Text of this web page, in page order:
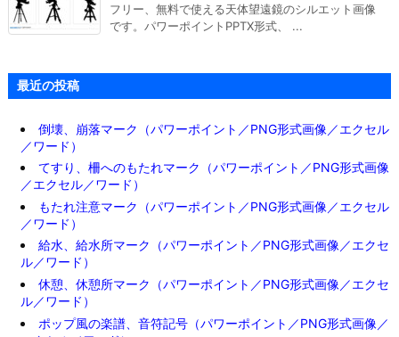
フリー、無料で使える天体望遠鏡のシルエット画像
です。パワーポイントPPTX形式、 ...
最近の投稿
倒壊、崩落マーク（パワーポイント／PNG形式画像／エクセル
／ワード）
てすり、柵へのもたれマーク（パワーポイント／PNG形式画像
／エクセル／ワード）
もたれ注意マーク（パワーポイント／PNG形式画像／エクセル
／ワード）
給水、給水所マーク（パワーポイント／PNG形式画像／エクセ
ル／ワード）
休憩、休憩所マーク（パワーポイント／PNG形式画像／エクセ
ル／ワード）
ポップ風の楽譜、音符記号（パワーポイント／PNG形式画像／